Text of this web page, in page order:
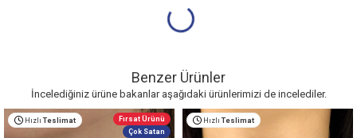
Benzer Ürünler
İncelediğiniz ürüne bakanlar aşağıdaki ürünlerimizi de incelediler.
Hızlı Teslimat
Fırsat Ürünü
Çok Satan
Hızlı Teslimat